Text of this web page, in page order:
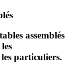
assemblés
particuliers.